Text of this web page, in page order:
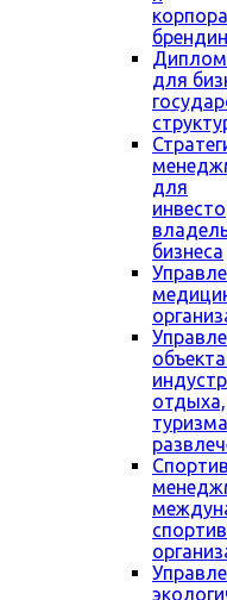
для
для
бизнеса
отдыха,